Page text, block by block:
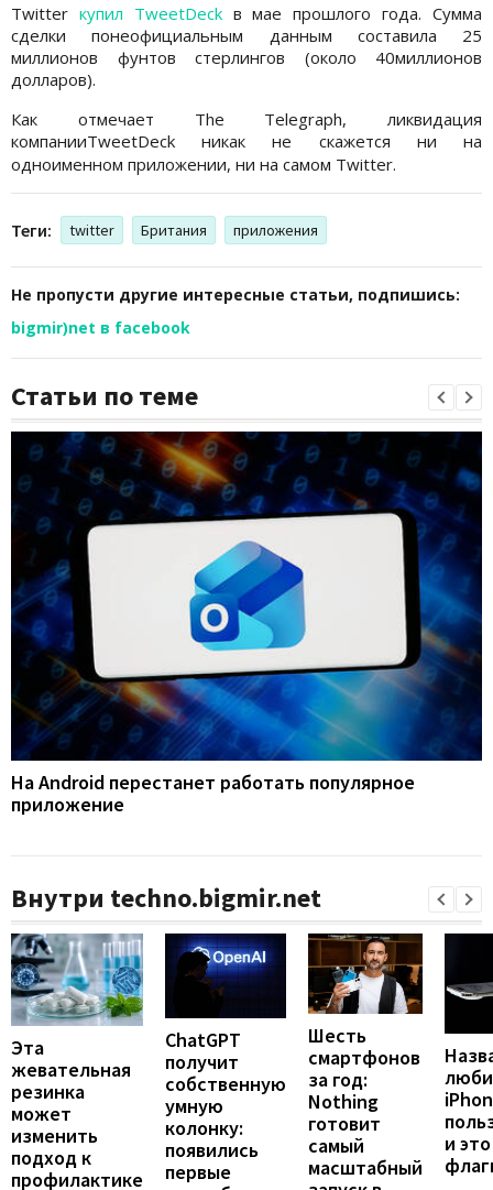
Twitter купил TweetDeckв мае прошлого года. Сумма
сделки понеофициальным данным составила 25
миллионов фунтов стерлингов (около 40миллионов
долларов).
Как отмечает The Telegraph, ликвидация
компанииTweetDeck никак не скажется ни на
одноименном приложении, ни на самом Twitter.
Теги: twitter Британия приложения
Не пропусти другие интересные статьи, подпишись:
bigmir)net в facebook
Статьи по теме
На Android перестанет работать популярное
приложение
Внутри techno.bigmir.net
Эта
жевательная
резинка
может
изменить
подход к
профилактике
ChatGPT
получит
собственную
умную
колонку:
появились
первые
Шесть
смартфонов
за год:
Nothing
готовит
самый
масштабный
и